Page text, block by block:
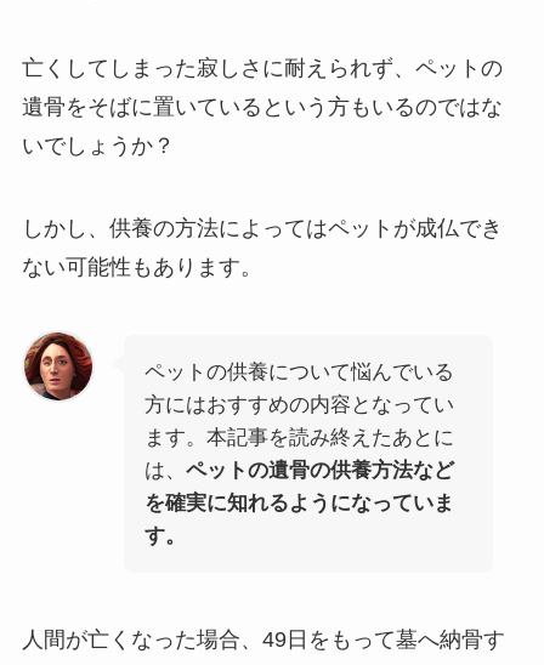
亡くしてしまった寂しさに耐えられず、ペットの
遺骨をそばに置いているという方もいるのではな
いでしょうか？
しかし、供養の方法によってはペットが成仏でき
ない可能性もあります。
ペットの供養について悩んでいる
方にはおすすめの内容となってい
ます。本記事を読み終えたあとに
は、 ペットの遺骨の供養方法など
を確実に知れるようになっていま
す。
人間が亡くなった場合、49日をもって墓へ納骨す